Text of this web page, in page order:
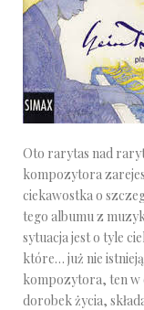
Oto rarytas nad
kompozytora
ciekawostka o
tego albumu z
sytuacja jest o tyle
które… już nie
kompozytora, ten w
dorobek życia,